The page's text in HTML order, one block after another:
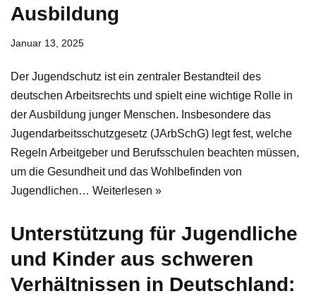
Ausbildung
Januar 13, 2025
Der Jugendschutz ist ein zentraler Bestandteil des
deutschen Arbeitsrechts und spielt eine wichtige Rolle in
der Ausbildung junger Menschen. Insbesondere das
Jugendarbeitsschutzgesetz (JArbSchG) legt fest, welche
Regeln Arbeitgeber und Berufsschulen beachten müssen,
um die Gesundheit und das Wohlbefinden von
Jugendlichen… Weiterlesen »
Unterstützung für Jugendliche
und Kinder aus schweren
Verhältnissen in Deutschland: